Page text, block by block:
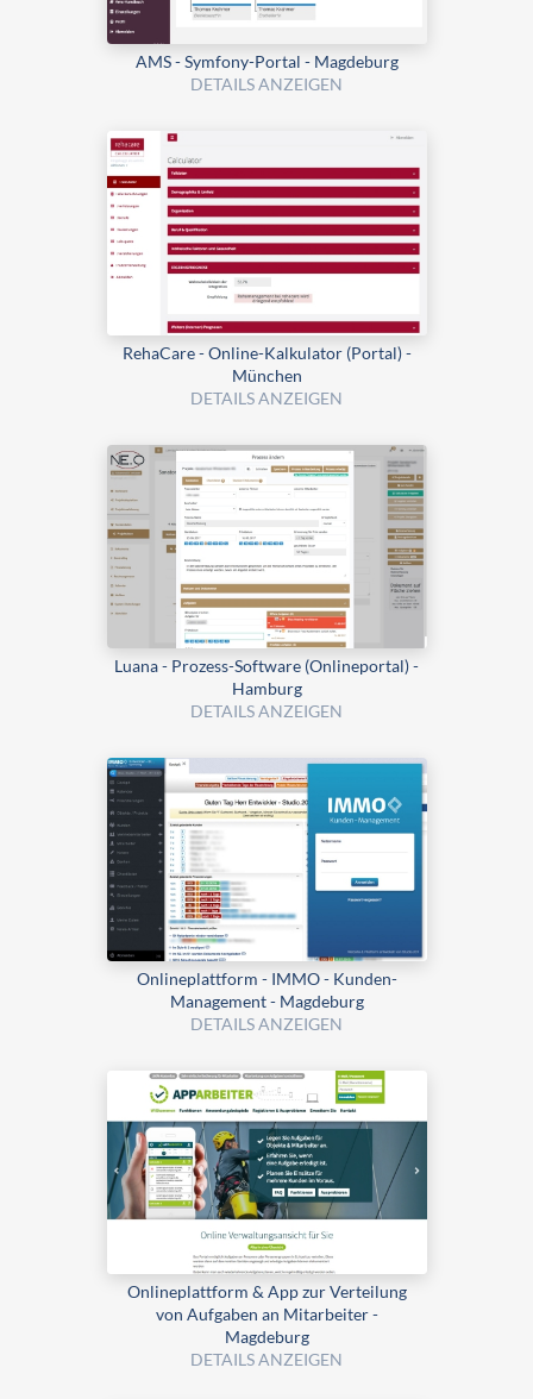
AMS - Symfony-Portal - Magdeburg
DETAILS ANZEIGEN
RehaCare - Online-Kalkulator (Portal) -
München
DETAILS ANZEIGEN
Luana - Prozess-Software (Onlineportal) -
Hamburg
DETAILS ANZEIGEN
Onlineplattform - IMMO - Kunden-
Management - Magdeburg
DETAILS ANZEIGEN
Onlineplattform & App zur Verteilung
von Aufgaben an Mitarbeiter -
Magdeburg
DETAILS ANZEIGEN